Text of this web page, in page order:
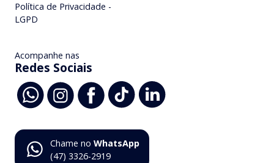
Política de Privacidade -
LGPD
Acompanhe nas
Redes Sociais
Chame no WhatsApp
(47) 3326-2919